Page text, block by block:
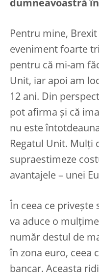
dumneavoastră
Pentru mine,
eveniment foarte
pentru că mi-am
Unit, iar apoi am
12 ani. Din
pot afirma și că
nu este
Regatul Unit. Mulți
supraestimeze
avantajele – unei
În ceea ce privește
va aduce o
număr destul de
în zona euro, ceea
bancar. Aceasta